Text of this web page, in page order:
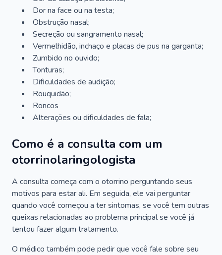
Dor na face ou na testa;
Obstrução nasal;
Secreção ou sangramento nasal;
Vermelhidão, inchaço e placas de pus na garganta;
Zumbido no ouvido;
Tonturas;
Dificuldades de audição;
Rouquidão;
Roncos
Alterações ou dificuldades de fala;
Como é a consulta com um
otorrinolaringologista
A consulta começa com o otorrino perguntando seus
motivos para estar ali. Em seguida, ele vai perguntar
quando você começou a ter sintomas, se você tem outras
queixas relacionadas ao problema principal se você já
tentou fazer algum tratamento.
O médico também pode pedir que você fale sobre seu